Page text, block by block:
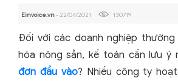
Einvoice.vn- 22/04/2021 130719
Đối với các doanh nghiệp thường
hóa nông sản, kế toán cần lưu ý
đơn đầu vào? Nhiều công ty